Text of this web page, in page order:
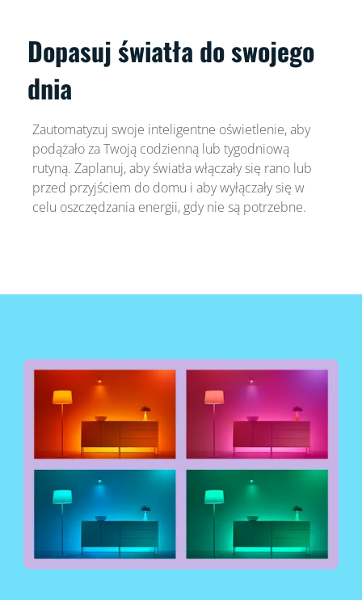
Dopasuj światła do swojego
dnia
Zautomatyzuj swoje inteligentne oświetlenie, aby
podążało za Twoją codzienną lub tygodniową
rutyną. Zaplanuj, aby światła włączały się rano lub
przed przyjściem do domu i aby wyłączały się w
celu oszczędzania energii, gdy nie są potrzebne.